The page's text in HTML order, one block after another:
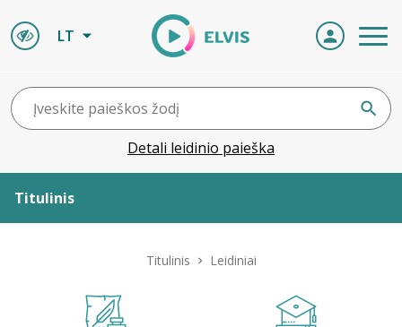
LT
Detali leidinio paieška
Titulinis
Titulinis Leidiniai